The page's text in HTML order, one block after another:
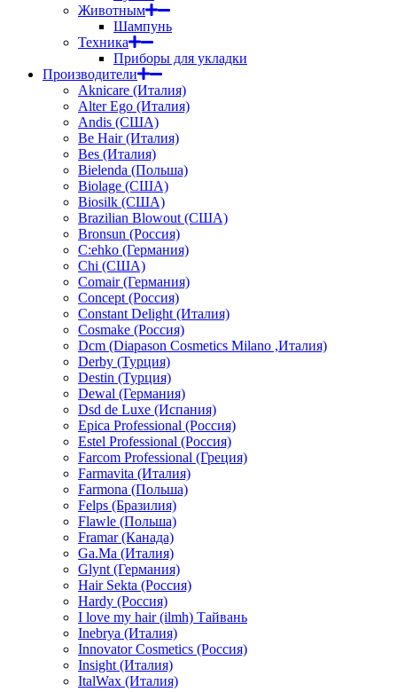
Животным
Шампунь
Техника
Приборы для укладки
Производители
Aknicare (Италия)
Alter Ego (Италия)
Andis (США)
Be Hair (Италия)
Bes (Италия)
Bielenda (Польша)
Biolage (США)
Biosilk (США)
Brazilian Blowout (США)
Bronsun (Россия)
C:ehko (Германия)
Chi (США)
Comair (Германия)
Concept (Россия)
Constant Delight (Италия)
Cosmake (Россия)
Dcm (Diapason Cosmetics Milano ,Италия)
Derby (Турция)
Destin (Турция)
Dewal (Германия)
Dsd de Luxe (Испания)
Epica Professional (Россия)
Estel Professional (Россия)
Farcom Professional (Греция)
Farmavita (Италия)
Farmona (Польша)
Felps (Бразилия)
Flawle (Польша)
Framar (Канада)
Ga.Ma (Италия)
Glynt (Германия)
Hair Sekta (Россия)
Hardy (Россия)
I love my hair (ilmh) Тайвань
Inebrya (Италия)
Innovator Cosmetics (Россия)
Insight (Италия)
ItalWax (Италия)